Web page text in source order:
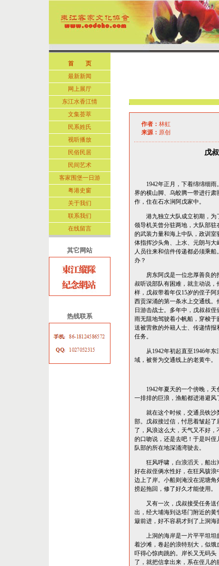
首 页
最新新闻
网上展厅
东江水香江情
文集荟萃
民系姓氏
视听播放
民俗民居
民间艺术
客家围堡一日游
粤港史窗
关于我们
联系我们
在线留言
其它网站
热线联系
作者： 林虹
来源： 原创
戊
1942年正月，下着绵绵细雨
界的横山脚、乌蛟腾一带进行
作，住在石水涧阿戊家中。
港九独立大队成立初期，为
领导机关曾分驻两地，大队部
的武装力量和海上中队，政训
体指挥沙头角、上水、元朗与
人员往来和信件传递都必须乘
办？
房东阿戊是一位忠厚善良的
叔听说部队有困难，就主动说
样，戊叔带着年仅15岁的侄子
西贡深涌的第一条水上交通线
日游击战士。多年中，戊叔叔
雨无阻地驾驶着小帆船，穿梭
送被营救的外籍人士、传递情
任务。
从1942年初起直至1946年东
域，被誉为交通线上的老黄牛。
1942年夏天的一个傍晚，天
一排排的巨浪，渔船都进港避风
就在这个时候，交通员铁沙
部。戊叔接过信，忖思着皱起
了，风浪这么大，天气又不好
的口吻说，还是去吧！于是叫
队部的所在地深涌湾驶去。
狂风呼啸，白浪滔天，船出
好在叔侄俩水性好，在狂风骇
边上了岸。小船则淹没在泥塘
捞起拖回，修了好久才能使用。
又有一次，戊叔接受任务送
出，经大埔海到达塔门附近的
簸前进，好不容易才到了上洞海
上洞的海岸是一片平平坦坦
着沙滩，卷起的浪特别大，似
吓得心惊肉跳的。岸长又无码
了，就把信拿出来，系在侄儿